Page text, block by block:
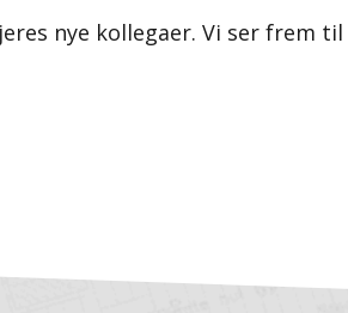
nye kollegaer. Vi ser frem